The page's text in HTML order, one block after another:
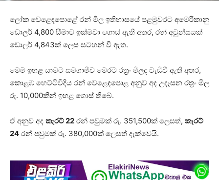
ලෝක වෙළෙඳපොළේ රන් මිල ඉතිහාසයේ පළමුවරට අමෙරිකානු
ඩොලර් 4,800 සීමාව ඉක්මවා ගොස් ඇති අතර, රන් අවුන්සයක්
ඩොලර් 4,843ක් ලෙස සටහන් වී ඇත.
මෙම ඉහළ යාමට සමගාමීව මෙරට රත්‍රං මිලද වැඩිවී ඇති අතර,
කොළඹ හෙට්ටිවීදිය රන් වෙළෙඳපොළ අනුව අද උදෑසන රත්‍රං මිල
රු. 10,000කින් ඉහළ ගොස් තිබේ.
ඒ අනුව අද කැරට් 22 රන් පවුමක් රු. 351,500ක් ලෙසත්, කැරට්
24 රන් පවුමක් රු. 380,000ක් ලෙසත් දැක්වෙයි.